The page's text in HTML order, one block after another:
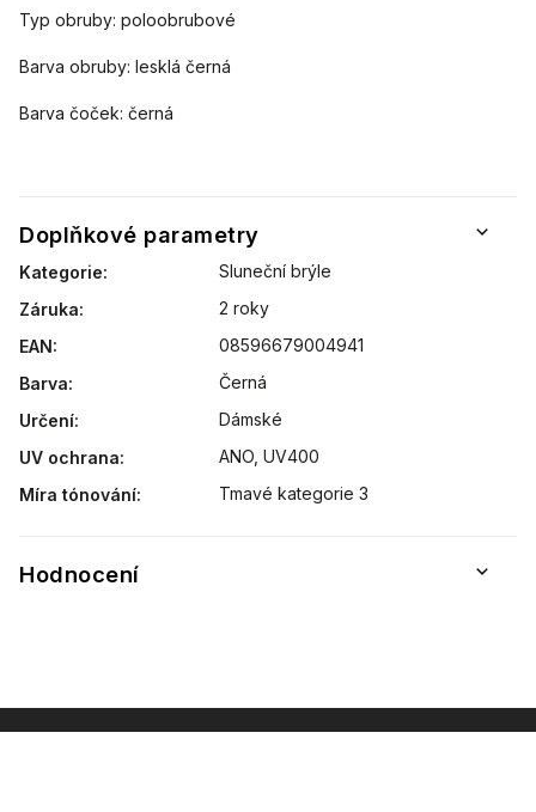
Typ obruby: poloobrubové
Barva obruby: lesklá černá
Barva čoček: černá
Doplňkové parametry
Kategorie:
Sluneční brýle
Záruka:
2 roky
EAN:
08596679004941
Barva:
Černá
Určení:
Dámské
UV ochrana:
ANO, UV400
Míra tónování: Tmavé kategorie 3
Hodnocení